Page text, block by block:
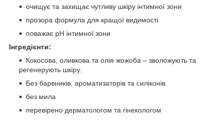
очищує та захищає чутливу шкіру інтимної зони
прозора формула для кращої видимості
поважає pH інтимної зони
Інгредієнти:
Кокосова, оливкова та олія жожоба – зволожують та
регенерують шкіру.
Без барвників, ароматизаторів та силіконів.
без мила
перевірено дерматологом та гінекологом